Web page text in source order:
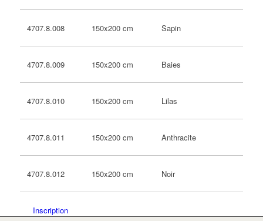
4707.8.008 150x200 cm Sapin
4707.8.009 150x200 cm Baies
4707.8.010 150x200 cm Lilas
4707.8.011 150x200 cm Anthracite
4707.8.012 150x200 cm Noir
Inscription